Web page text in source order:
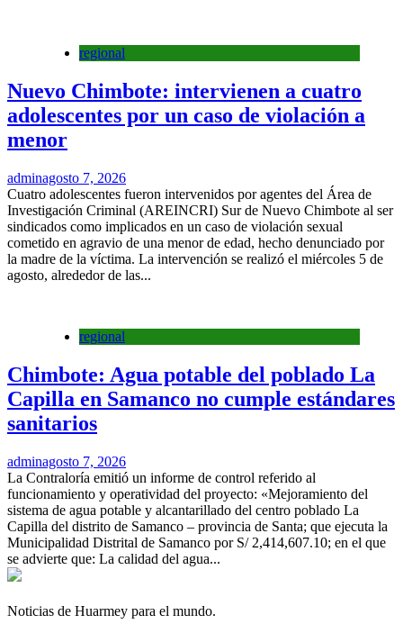
regional
Nuevo Chimbote: intervienen a cuatro
adolescentes por un caso de violación a
menor
adminagosto 7, 2026
Cuatro adolescentes fueron intervenidos por agentes del Área de
Investigación Criminal (AREINCRI) Sur de Nuevo Chimbote al ser
sindicados como implicados en un caso de violación sexual
cometido en agravio de una menor de edad, hecho denunciado por
la madre de la víctima. La intervención se realizó el miércoles 5 de
agosto, alrededor de las...
regional
Chimbote: Agua potable del poblado La
Capilla en Samanco no cumple estándares
sanitarios
adminagosto 7, 2026
La Contraloría emitió un informe de control referido al
funcionamiento y operatividad del proyecto: «Mejoramiento del
sistema de agua potable y alcantarillado del centro poblado La
Capilla del distrito de Samanco – provincia de Santa; que ejecuta la
Municipalidad Distrital de Samanco por S/ 2,414,607.10; en el que
se advierte que: La calidad del agua...
Noticias de Huarmey para el mundo.